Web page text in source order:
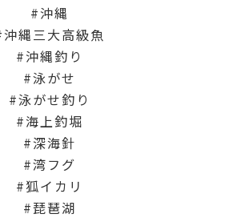
沖縄
沖縄三大高級魚
沖縄釣り
泳がせ
泳がせ釣り
海上釣堀
深海針
湾フグ
狐イカリ
琵琶湖